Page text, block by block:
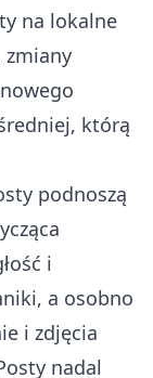
na lokalne
zmiany
którą
podnoszą
i
a osobno
i zdjęcia
nadal